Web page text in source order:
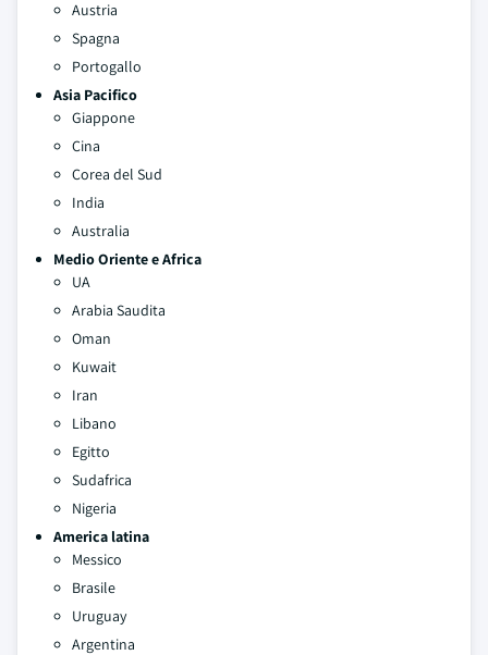
Austria
Spagna
Portogallo
Asia Pacifico
Giappone
Cina
Corea del Sud
India
Australia
Medio Oriente e Africa
UA
Arabia Saudita
Oman
Kuwait
Iran
Libano
Egitto
Sudafrica
Nigeria
America latina
Messico
Brasile
Uruguay
Argentina